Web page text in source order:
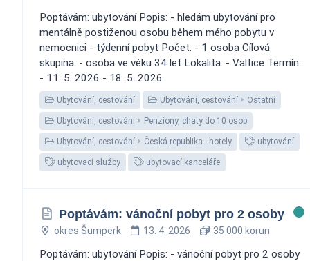
Poptávám: ubytování Popis: - hledám ubytování pro
mentálně postiženou osobu během mého pobytu v
nemocnici - týdenní pobyt Počet: - 1 osoba Cílová
skupina: - osoba ve věku 34 let Lokalita: - Valtice Termín:
- 11. 5. 2026 - 18. 5. 2026
Ubytování, cestování Ubytování, cestování Ostatní
Ubytování, cestování Penziony, chaty do 10 osob
Ubytování, cestování Česká republika - hotely ubytování
ubytovací služby ubytovací kanceláře
Poptávám: vánoční pobyt pro 2 osoby
okres Šumperk 13. 4. 2026 35 000 korun
Poptávám: ubytování Popis: - vánoční pobyt pro 2 osoby